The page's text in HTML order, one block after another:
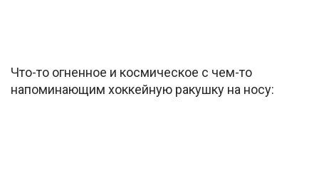
Что-то огненное и космическое с чем-то
напоминающим хоккейную ракушку на носу: